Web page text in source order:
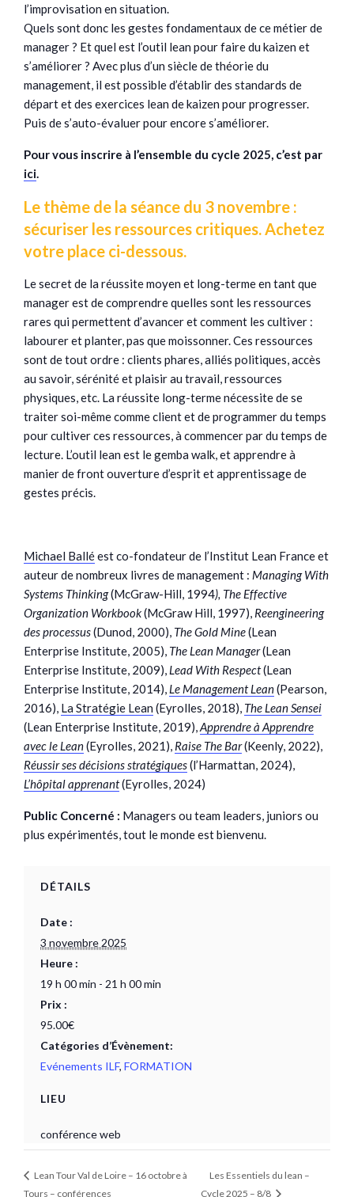
l’improvisation en situation.
Quels sont donc les gestes fondamentaux de ce métier de
manager ? Et quel est l’outil lean pour faire du kaizen et
s’améliorer ? Avec plus d’un siècle de théorie du
management, il est possible d’établir des standards de
départ et des exercices lean de kaizen pour progresser.
Puis de s’auto-évaluer pour encore s’améliorer.
Pour vous inscrire à l’ensemble du cycle 2025, c’est par
ici.
Le thème de la séance du 3 novembre :
sécuriser les ressources critiques. Achetez
votre place ci-dessous.
Le secret de la réussite moyen et long-terme en tant que
manager est de comprendre quelles sont les ressources
rares qui permettent d’avancer et comment les cultiver :
labourer et planter, pas que moissonner. Ces ressources
sont de tout ordre : clients phares, alliés politiques, accès
au savoir, sérénité et plaisir au travail, ressources
physiques, etc. La réussite long-terme nécessite de se
traiter soi-même comme client et de programmer du temps
pour cultiver ces ressources, à commencer par du temps de
lecture. L’outil lean est le gemba walk, et apprendre à
manier de front ouverture d’esprit et apprentissage de
gestes précis.
Michael Balléest co-fondateur de l’Institut Lean France et
auteur de nombreux livres de management : Managing With
Systems Thinking(McGraw-Hill, 1994), The Effective
Organization Workbook(McGraw Hill, 1997), Reengineering
des processus(Dunod, 2000), The Gold Mine(Lean
Enterprise Institute, 2005), The Lean Manager(Lean
Enterprise Institute, 2009), Lead With Respect(Lean
Enterprise Institute, 2014), Le Management Lean(Pearson,
2016), La Stratégie Lean (Eyrolles, 2018), The Lean Sensei
(Lean Enterprise Institute, 2019),Apprendre à Apprendre
avec le Lean(Eyrolles, 2021), Raise The Bar(Keenly, 2022),
Réussir ses décisions stratégiques(l’Harmattan, 2024),
L’hôpital apprenant(Eyrolles, 2024)
Public Concerné : Managers ou team leaders, juniors ou
plus expérimentés, tout le monde est bienvenu.
DÉTAILS
Date :
3 novembre 2025
Heure :
19 h 00 min - 21 h 00 min
Prix :
95.00€
Catégories d’Évènement:
Evénements ILF, FORMATION
LIEU
conférence web
Lean Tour Val de Loire – 16 octobre à
Tours – conférences
Les Essentiels du lean –
Cycle 2025 – 8/8